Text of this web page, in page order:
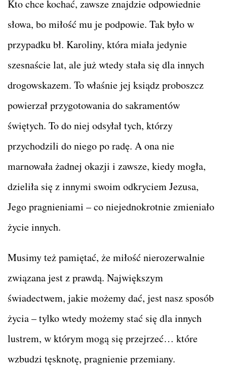
Kto chce kochać, zawsze znajdzie odpowiednie
słowa, bo miłość mu je podpowie. Tak było w
przypadku bł. Karoliny, która miała jedynie
szesnaście lat, ale już wtedy stała się dla innych
drogowskazem. To właśnie jej ksiądz proboszcz
powierzał przygotowania do sakramentów
świętych. To do niej odsyłał tych, którzy
przychodzili do niego po radę. A ona nie
marnowała żadnej okazji i zawsze, kiedy mogła,
dzieliła się z innymi swoim odkryciem Jezusa,
Jego pragnieniami – co niejednokrotnie zmieniało
życie innych.
Musimy też pamiętać, że miłość nierozerwalnie
związana jest z prawdą. Największym
świadectwem, jakie możemy dać, jest nasz sposób
życia – tylko wtedy możemy stać się dla innych
lustrem, w którym mogą się przejrzeć… które
wzbudzi tęsknotę, pragnienie przemiany.